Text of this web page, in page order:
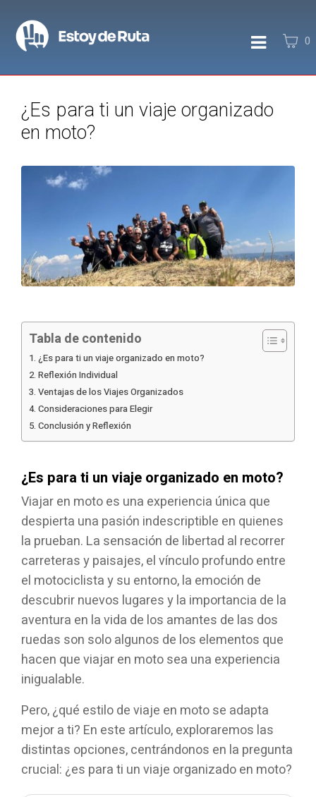
0
¿Es para ti un viaje organizado
en moto?
Tabla de contenido
¿Es para ti un viaje organizado en moto?
Reflexión Individual
Ventajas de los Viajes Organizados
Consideraciones para Elegir
Conclusión y Reflexión
¿Es para ti un viaje organizado en moto?
Viajar en moto es una experiencia única que
despierta una pasión indescriptible en quienes
la prueban. La sensación de libertad al recorrer
carreteras y paisajes, el vínculo profundo entre
el motociclista y su entorno, la emoción de
descubrir nuevos lugares y la importancia de la
aventura en la vida de los amantes de las dos
ruedas son solo algunos de los elementos que
hacen que viajar en moto sea una experiencia
inigualable.
Pero, ¿qué estilo de viaje en moto se adapta
mejor a ti? En este artículo, exploraremos las
distintas opciones, centrándonos en la pregunta
crucial: ¿es para ti un viaje organizado en moto?